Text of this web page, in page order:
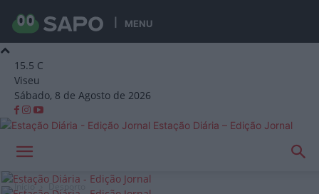
MENU
15.5 C
Viseu
Sábado, 8 de Agosto de 2026
Estação Diária – Edição Jornal
Início Desporto